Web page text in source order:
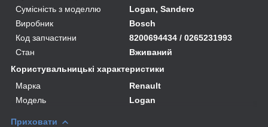
Сумісність з моделлю
Logan, Sandero
Виробник
Bosch
Код запчастини
8200694434 / 0265231993
Стан
Вживаний
Користувальницькі характеристики
Марка
Renault
Модель
Logan
Приховати